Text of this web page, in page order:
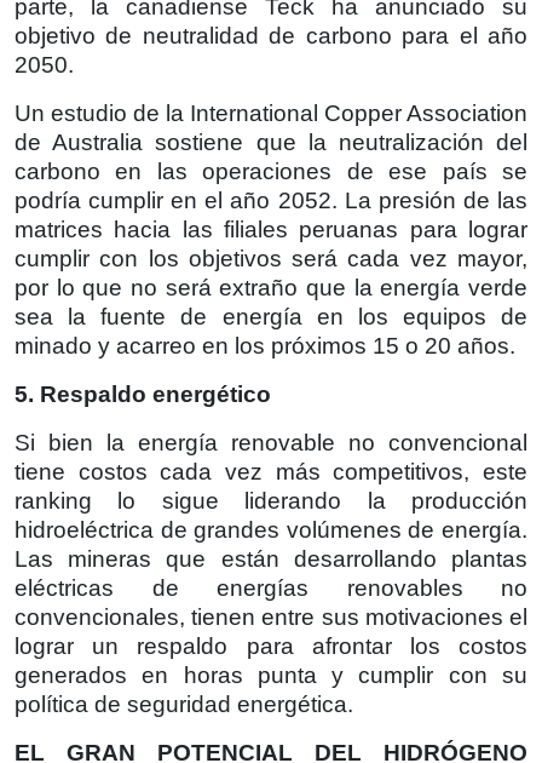
parte, la canadiense Teck ha anunciado su
objetivo de neutralidad de carbono para el año
2050.
Un estudio de la International Copper Association
de Australia sostiene que la neutralización del
carbono en las operaciones de ese país se
podría cumplir en el año 2052. La presión de las
matrices hacia las filiales peruanas para lograr
cumplir con los objetivos será cada vez mayor,
por lo que no será extraño que la energía verde
sea la fuente de energía en los equipos de
minado y acarreo en los próximos 15 o 20 años.
5. Respaldo energético
Si bien la energía renovable no convencional
tiene costos cada vez más competitivos, este
ranking lo sigue liderando la producción
hidroeléctrica de grandes volúmenes de energía.
Las mineras que están desarrollando plantas
eléctricas de energías renovables no
convencionales, tienen entre sus motivaciones el
lograr un respaldo para afrontar los costos
generados en horas punta y cumplir con su
política de seguridad energética.
EL GRAN POTENCIAL DEL HIDRÓGENO